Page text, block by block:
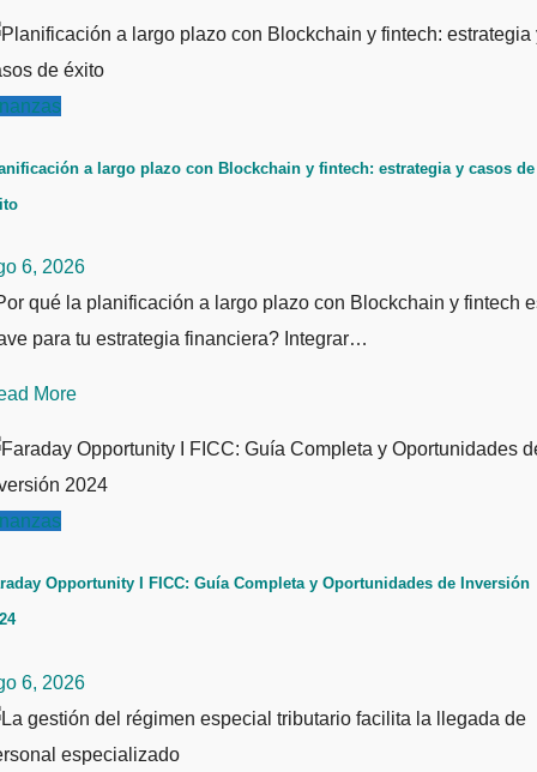
a largo plazo con Blockchain y fintech: estrategia y casos de
6, 2026
qué la planificación a largo plazo con Blockchain y fintech
para tu estrategia financiera? Integrar…
More
Opportunity I FICC: Guía Completa y Oportunidades de Inversión
6, 2026